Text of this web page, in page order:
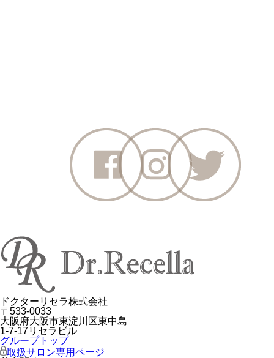
ドクターリセラ株式会社
〒533-0033
大阪府大阪市東淀川区東中島
1-7-17リセラビル
グループトップ
取扱サロン専用ページ